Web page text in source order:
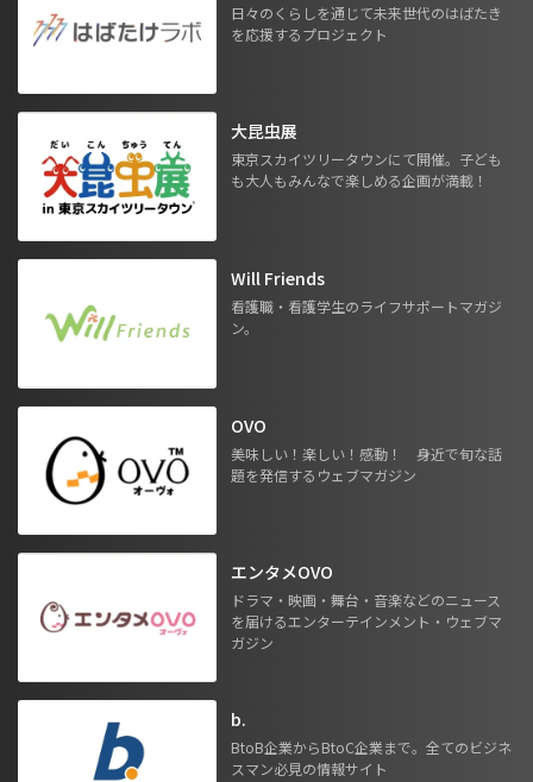
日々のくらしを通じて未来世代のはばたき
を応援するプロジェクト
大昆虫展
東京スカイツリータウンにて開催。子ども
も大人もみんなで楽しめる企画が満載！
Will Friends
看護職・看護学生のライフサポートマガジ
ン。
OVO
美味しい！楽しい！感動！ 身近で旬な話
題を発信するウェブマガジン
エンタメOVO
ドラマ・映画・舞台・音楽などのニュース
を届けるエンターテインメント・ウェブマ
ガジン
b.
BtoB企業からBtoC企業まで。全てのビジネ
スマン必見の情報サイト